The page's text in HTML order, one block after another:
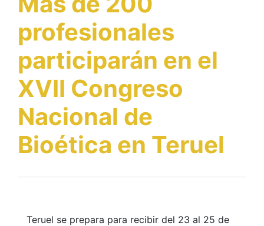
profesionales
participarán en el
XVII Congreso
Nacional de
Bioética en Teruel
Teruel se prepara para recibir del 23 al 25 de